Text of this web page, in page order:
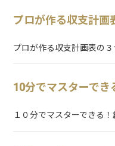
プロが作る収支計画
プロが作る収支計画表の
10分でマスターで
１０分でマスターできる